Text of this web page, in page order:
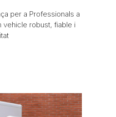
per a Professionals a
vehicle robust, fiable i